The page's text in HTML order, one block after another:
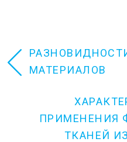
Н
А
В
МАТЕРИАЛОВ
ПРИМЕНЕНИЯ
ТКАНЕЙ